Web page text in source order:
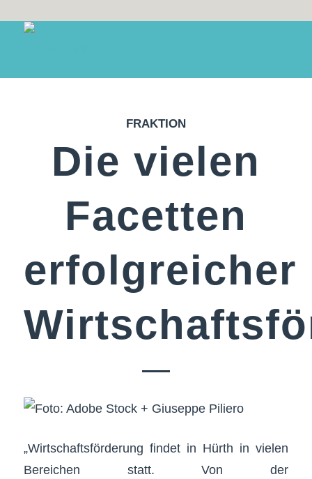
FRAKTION
Die vielen
Facetten
erfolgreicher
„Wirtschaftsförderung findet in Hürth in vielen
Bereichen statt. Von der